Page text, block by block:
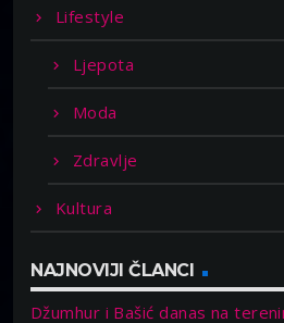
Lifestyle
Ljepota
Moda
Zdravlje
Kultura
NAJNOVIJI ČLANCI
Džumhur i Bašić danas na